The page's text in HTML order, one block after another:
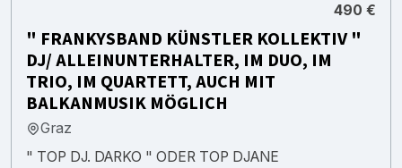
490 €
" FRANKYSBAND KÜNSTLER KOLLEKTIV "
DJ/ ALLEINUNTERHALTER, IM DUO, IM
TRIO, IM QUARTETT, AUCH MIT
BALKANMUSIK MÖGLICH
Graz
" TOP DJ. DARKO " ODER TOP DJANE